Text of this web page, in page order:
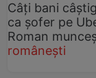
Câți bani
ca șofer pe
Roman
românești